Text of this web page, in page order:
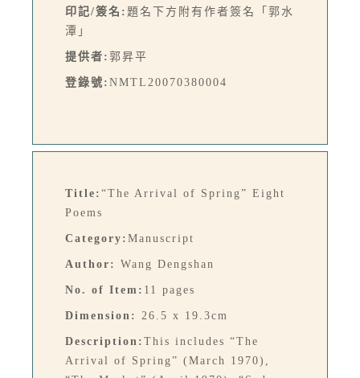
印記/簽名: 題名下方附有作者簽名「郭水
潭」
提供者: 郭昇平
登錄號: NMTL20070380004
Title: “The Arrival of Spring” Eight
Poems
Category: Manuscript
Author: Wang Dengshan
No. of Item: 11 pages
Dimension: 26.5 x 19.3cm
Description: This includes “The
Arrival of Spring” (March 1970),